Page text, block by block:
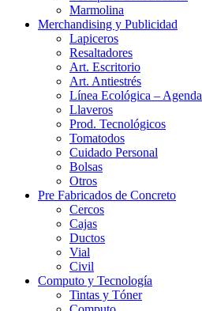
Marmolina
Merchandising y Publicidad
Lapiceros
Resaltadores
Art. Escritorio
Art. Antiestrés
Línea Ecológica – Agenda
Llaveros
Prod. Tecnológicos
Tomatodos
Cuidado Personal
Bolsas
Otros
Pre Fabricados de Concreto
Cercos
Cajas
Ductos
Vial
Civil
Computo y Tecnología
Tintas y Tóner